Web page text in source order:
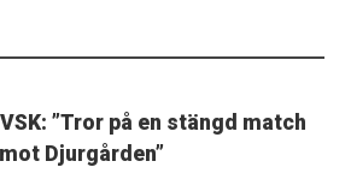
”Tror på en stängd match
mot Djurgården”